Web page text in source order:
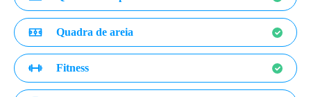
Quadra de areia
Fitness